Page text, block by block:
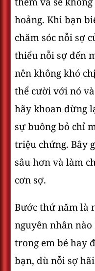
hoảng. Khi bạn
chăm sóc nỗi sợ
thiểu nỗi sợ đến
nên không khó
thể cười với nó
hãy khoan dừng
sự buông bỏ chỉ
triệu chứng. Bây
sâu hơn và làm
cơn sợ.
Bước thứ năm là
nguyên nhân
trong em bé hay
bạn, dù nỗi sợ